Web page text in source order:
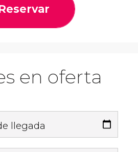
en oferta
llegada